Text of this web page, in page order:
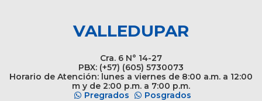
VALLEDUPAR
Cra. 6 N° 14-27
PBX: (+57) (605) 5730073
Horario de Atención: lunes a viernes de 8:00 a.m. a 12:00
m y de 2:00 p.m. a 7:00 p.m.
Pregrados
Posgrados